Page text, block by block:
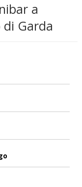
a
di Garda